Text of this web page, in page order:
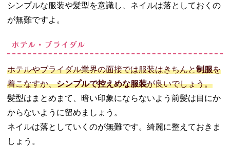
シンプルな服装や髪型を意識し、ネイルは落としておくの
が無難ですよ。
ホテル・ブライダル
ホテルやブライダル業界の面接では服装はきちんと制服を
着こなすか、シンプルで控えめな服装が良いでしょう。
髪型はまとめまて、暗い印象にならないよう前髪は目にか
からないように留めましょう。
ネイルは落としていくのが無難です。綺麗に整えておきま
しょう。